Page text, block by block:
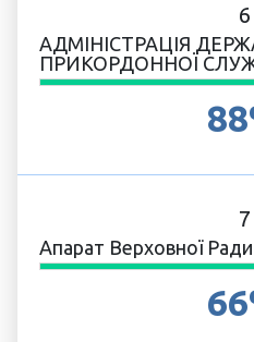
6
АДМІНІСТРАЦІЯ
ПРИКОРДОННОЇ
7
Апарат Верховної Ради